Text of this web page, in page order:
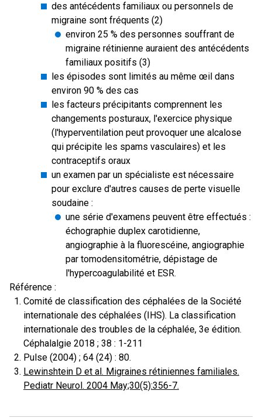
des antécédents familiaux ou personnels de
migraine sont fréquents (2)
environ 25 % des personnes souffrant de
migraine rétinienne auraient des antécédents
familiaux positifs (3)
les épisodes sont limités au même œil dans
environ 90 % des cas
les facteurs précipitants comprennent les
changements posturaux, l'exercice physique
(l'hyperventilation peut provoquer une alcalose
qui précipite les spams vasculaires) et les
contraceptifs oraux
un examen par un spécialiste est nécessaire
pour exclure d'autres causes de perte visuelle
soudaine :
une série d'examens peuvent être effectués :
échographie duplex carotidienne,
angiographie à la fluorescéine, angiographie
par tomodensitométrie, dépistage de
l'hypercoagulabilité et ESR.
Référence :
Comité de classification des céphalées de la Société
internationale des céphalées (IHS). La classification
internationale des troubles de la céphalée, 3e édition.
Céphalalgie 2018 ; 38 : 1-211
Pulse (2004) ; 64 (24) : 80.
Lewinshtein D et al. Migraines rétiniennes familiales.
Pediatr Neurol. 2004 May;30(5):356-7.